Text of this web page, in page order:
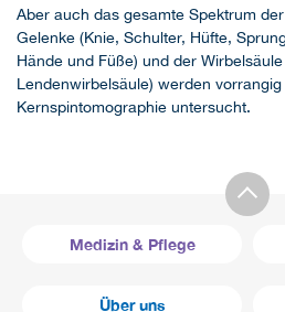
Aber auch das gesamte Spektrum
Gelenke (Knie, Schulter, Hüfte,
Hände und Füße) und der
Lendenwirbelsäule) werden
Kernspintomographie untersucht.
Medizin & Pflege
Über uns